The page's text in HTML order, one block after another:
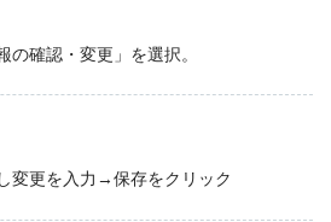
の確認・変更」を選択。
変更を入力→保存をクリック